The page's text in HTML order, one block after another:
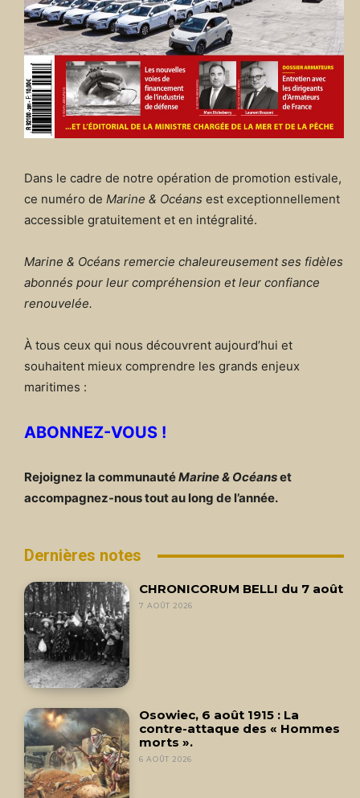
Dans le cadre de notre opération de promotion estivale,
ce numéro de Marine & Océans est exceptionnellement
accessible gratuitement et en intégralité.
Marine & Océans remercie chaleureusement ses fidèles
abonnés pour leur compréhension et leur confiance
renouvelée.
À tous ceux qui nous découvrent aujourd’hui et
souhaitent mieux comprendre les grands enjeux
maritimes :
ABONNEZ-VOUS !
Rejoignez la communautéMarine & Océanset
accompagnez-nous tout au long de l’année.
Dernières notes
CHRONICORUM BELLI du 7 août
7 AOÛT 2026
Osowiec, 6 août 1915 : La
contre-attaque des « Hommes
morts ».
6 AOÛT 2026